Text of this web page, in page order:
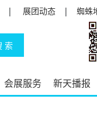
| 展团动态 | 蜘蛛
会展服务 新天播报